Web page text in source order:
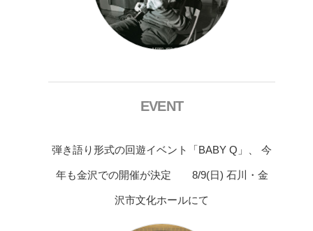
EVENT
弾き語り形式の回遊イベント「BABY Q」、 今
年も金沢での開催が決定 8/9(日) 石川・金
沢市文化ホールにて